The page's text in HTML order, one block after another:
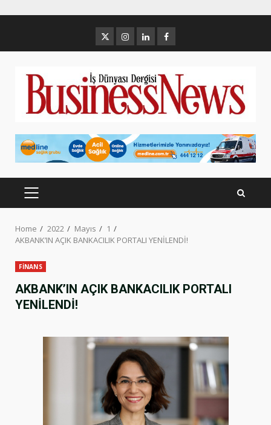
content
Twitterİnstagram
LinkedinFacebook
PRIMARY
Home 2022 Mayıs
1
AKBANK’IN AÇIK BANKACILIK PORTALI YENİLENDİ!
FİNANS
AKBANK’IN AÇIK BANKACILIK PORTALI
YENİLENDİ!